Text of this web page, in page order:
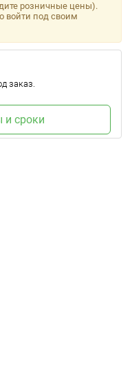
розничные цены).
войти под своим
заказ.
и сроки